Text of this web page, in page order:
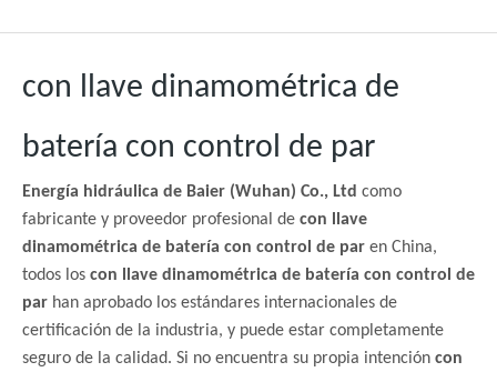
con llave dinamométrica de
batería con control de par
Energía hidráulica de Baier (Wuhan) Co., Ltd como
fabricante y proveedor profesional de con llave
dinamométrica de batería con control de par en China,
todos los con llave dinamométrica de batería con control de
par han aprobado los estándares internacionales de
certificación de la industria, y puede estar completamente
seguro de la calidad. Si no encuentra su propia intención con